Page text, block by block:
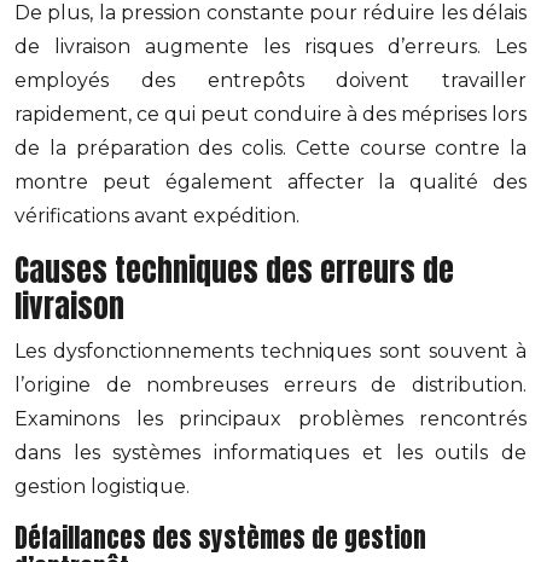
De plus, la pression constante pour réduire les délais
de livraison augmente les risques d’erreurs. Les
employés des entrepôts doivent travailler
rapidement, ce qui peut conduire à des méprises lors
de la préparation des colis. Cette course contre la
montre peut également affecter la qualité des
vérifications avant expédition.
Causes techniques des erreurs de
livraison
Les dysfonctionnements techniques sont souvent à
l’origine de nombreuses erreurs de distribution.
Examinons les principaux problèmes rencontrés
dans les systèmes informatiques et les outils de
gestion logistique.
Défaillances des systèmes de gestion